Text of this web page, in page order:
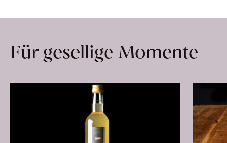
Für gesellige Momente